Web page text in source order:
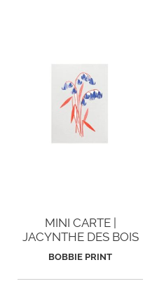
MINI CARTE |
JACYNTHE DES BOIS
BOBBIE PRINT